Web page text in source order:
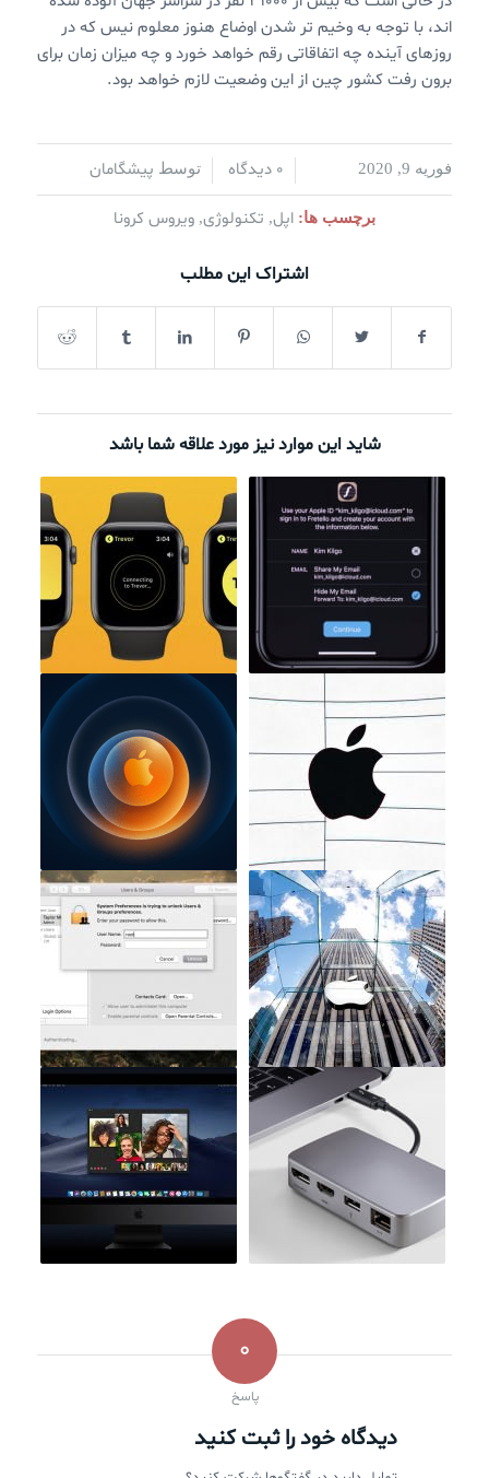
اند، با توجه به وخیم تر شدن اوضاع هنوز معلوم نیس که در
روزهای آینده چه اتفاقاتی رقم خواهد خورد و چه میزان زمان برای
برون رفت کشور چین از این وضعیت لازم خواهد بود.
فوریه 9, 2020 / 0 دیدگاه
/ توسط پیشگامان
برچسب ها: اپل, تکنولوژی, ویروس کرونا
اشتراک این مطلب
شاید این موارد نیز مورد علاقه شما باشد
0
پاسخ
دیدگاه خود را ثبت کنید